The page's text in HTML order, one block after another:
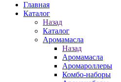
Главная
Каталог
Назад
Каталог
Аромамасла
Назад
Аромамасла
Аромароллеры
Комбо-наборы